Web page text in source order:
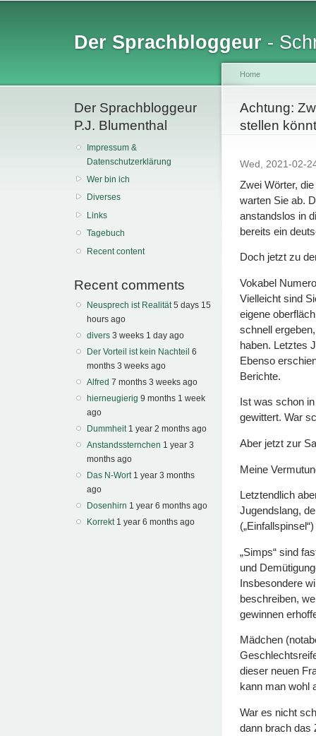
Der Sprachbloggeur -
Der Sprachbloggeur
P.J. Blumenthal
Impressum &
Datenschutzerklärung
Wer bin ich
Diverses
Links
Tagebuch
Recent content
Recent comments
Neusprech ist Realität 5 days 15
hours ago
divers 3 weeks 1 day ago
Der Vorteil ist kein Nachteil 6
months 3 weeks ago
Alfred 7 months 3 weeks ago
hierneugierig 9 months 1 week
ago
Dummheit 1 year 2 months ago
Anstandssternchen 1 year 3
months ago
Das N-Wort 1 year 3 months
ago
Dosenhirn 1 year 6 months ago
Korrekt 1 year 6 months ago
You are
Home
Achtung:
stellen
Wed, 2021-02-
Zwei Wörter,
warten Sie ab.
anstandslos in
bereits ein
Doch jetzt zu
Vokabel
Vielleicht sind
eigene
schnell
haben. Letztes
Ebenso
Berichte.
Ist was schon
gewittert. War
Aber jetzt zur
Meine
Letztendlich
Jugendslang,
„Simps“ sind
und
Insbesondere
beschreiben,
gewinnen
Mädchen
dieser neuen
kann man wohl
War es nicht
dann brach das